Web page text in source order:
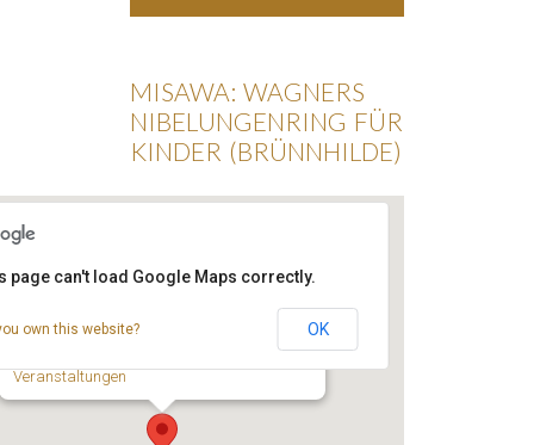
MISAWA: WAGNERS
NIBELUNGENRING FÜR
KINDER (BRÜNNHILDE)
Veranstaltungen
page can't load Google Maps correctly.
own this website? OK